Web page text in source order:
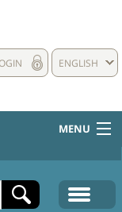
ENGLISH
MENU